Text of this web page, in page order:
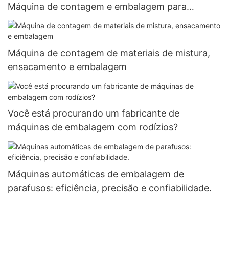
Máquina de contagem e embalagem para
negócios
Máquina de contagem de materiais de mistura,
ensacamento e embalagem
Você está procurando um fabricante de
máquinas de embalagem com rodízios?
Máquinas automáticas de embalagem de
parafusos: eficiência, precisão e confiabilidade.